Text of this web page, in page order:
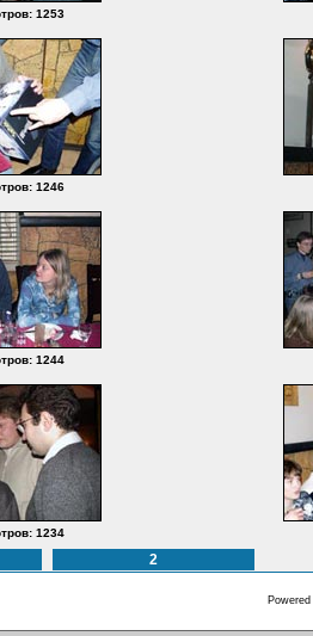
1253
1246
1244
1234
2